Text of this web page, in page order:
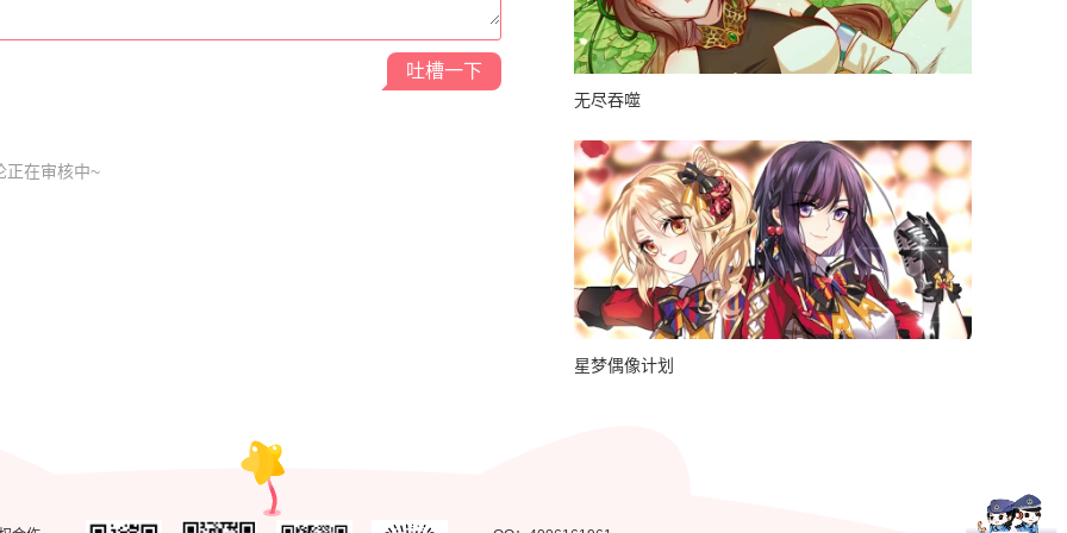
吐槽一下
正在审核中~
无尽吞噬
星梦偶像计划